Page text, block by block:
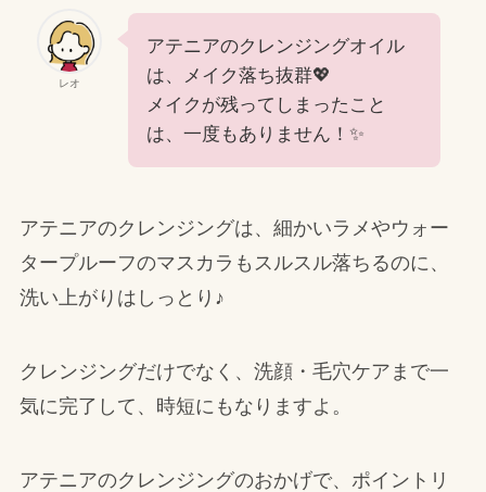
レオ
アテニアのクレンジングオイル
は、メイク落ち抜群💖
メイクが残ってしまったこと
は、一度もありません！✨
アテニアのクレンジングは、細かいラメやウォー
タープルーフのマスカラもスルスル落ちるのに、
洗い上がりはしっとり♪
クレンジングだけでなく、洗顔・毛穴ケアまで一
気に完了して、時短にもなりますよ。
アテニアのクレンジングのおかげで、ポイントリ